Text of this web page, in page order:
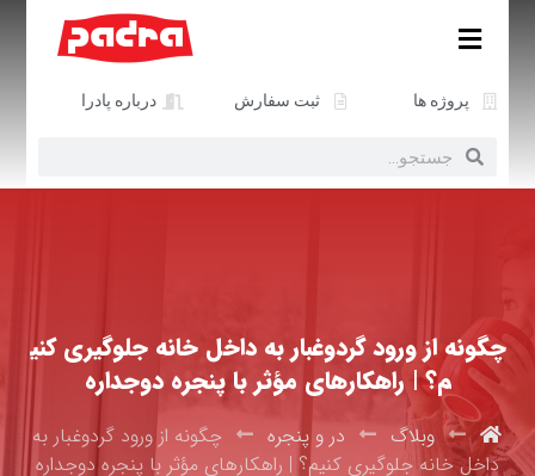
پروژه ها ثبت سفارش درباره پادرا
چگونه از ورود گردوغبار به داخل خانه جلوگیری کنی
م؟ | راهکارهای مؤثر با پنجره دوجداره
وبلاگ در و پنجره
چگونه از ورود گردوغبار به
داخل خانه جلوگیری کنیم؟ | راهکارهای مؤثر با پنجره دوجداره